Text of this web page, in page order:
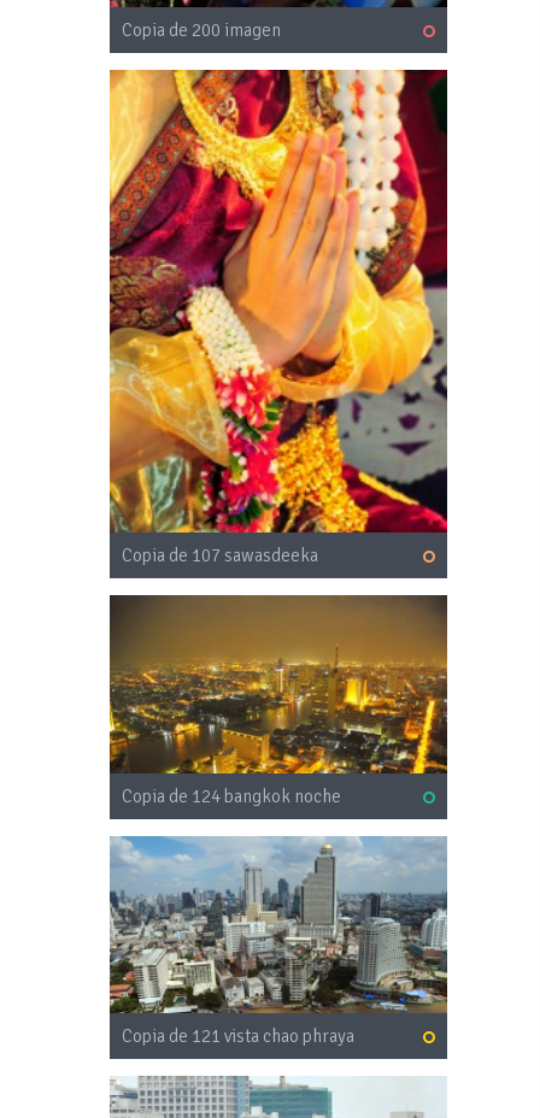
Copia de 200 imagen
Copia de 107 sawasdeeka
Copia de 124 bangkok noche
Copia de 121 vista chao phraya